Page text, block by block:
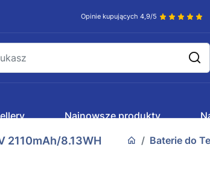
Opinie kupujących 4,9/5
Najnowsze produkty
2110mAh/8.13WH Baterie do